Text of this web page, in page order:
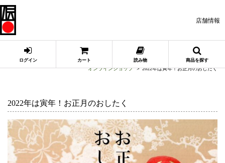
店舗情報
ログイン カート 読み物 商品を探す
オンラインショップ 2022年は寅年！お正月のおしたく
2022年は寅年！お正月のおしたく